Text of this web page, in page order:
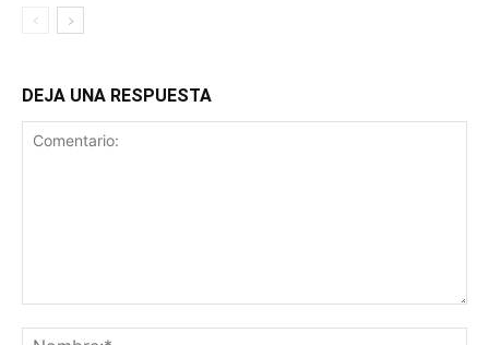
DEJA UNA RESPUESTA